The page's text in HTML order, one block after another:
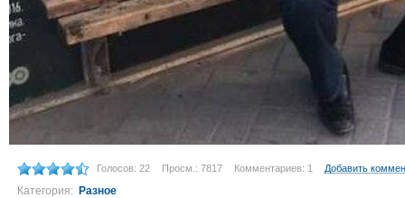
Голосов: 22 Просм.: 7817 Комментариев: 1 Добавить
Категория: Разное